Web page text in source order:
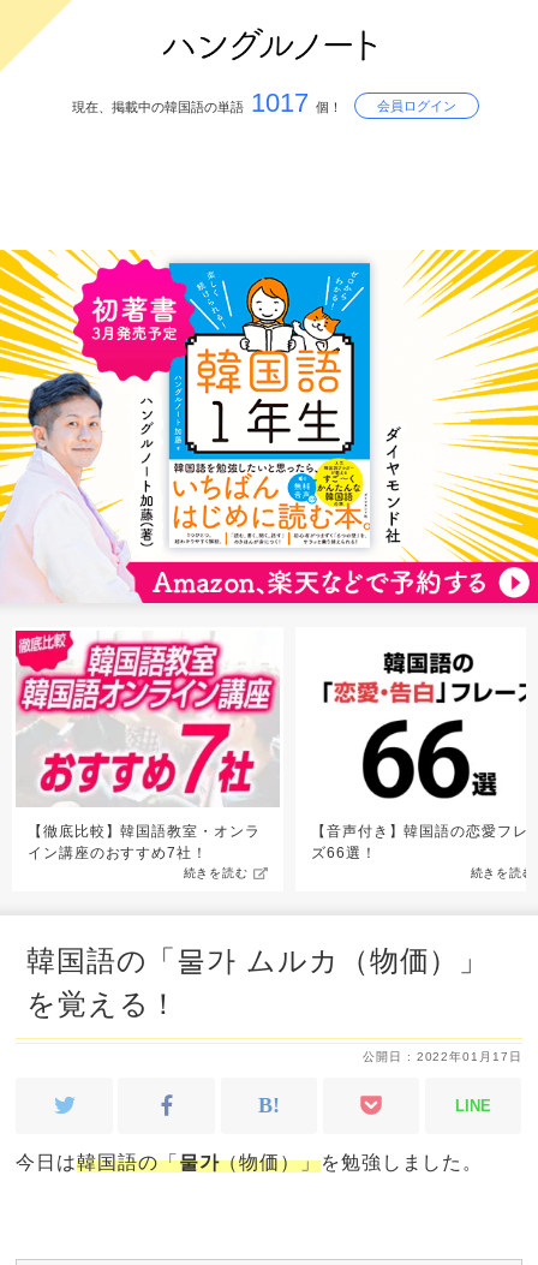
現在、掲載中の韓国語の単語 1017 個！ 会員ログイン
【徹底比較】韓国語教室・オンラ
イン講座のおすすめ7社！
続きを読む
【音声付き】韓国語の恋愛フレ
ズ66選！
続きを読む
韓国語の「물가 ムルカ（物価）」
を覚える！
公開日 : 2022年01月17日
LINE
今日は韓国語の「물가（物価）」を勉強しました。